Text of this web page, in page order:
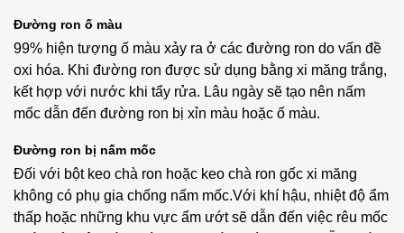
Đường ron ố màu
99% hiện tượng ố màu xảy ra ở các đường ron do vấn đề
oxi hóa. Khi đường ron được sử dụng bằng xi măng trắng,
kết hợp với nước khi tẩy rửa. Lâu ngày sẽ tạo nên nấm
mốc dẫn đến đường ron bị xỉn màu hoặc ố màu.
Đường ron bị nấm mốc
Đối với bột keo chà ron hoặc keo chà ron gốc xi măng
không có phụ gia chống nấm mốc.Với khí hậu, nhiệt độ ẩm
thấp hoặc những khu vực ẩm ướt sẽ dẫn đến việc rêu mốc